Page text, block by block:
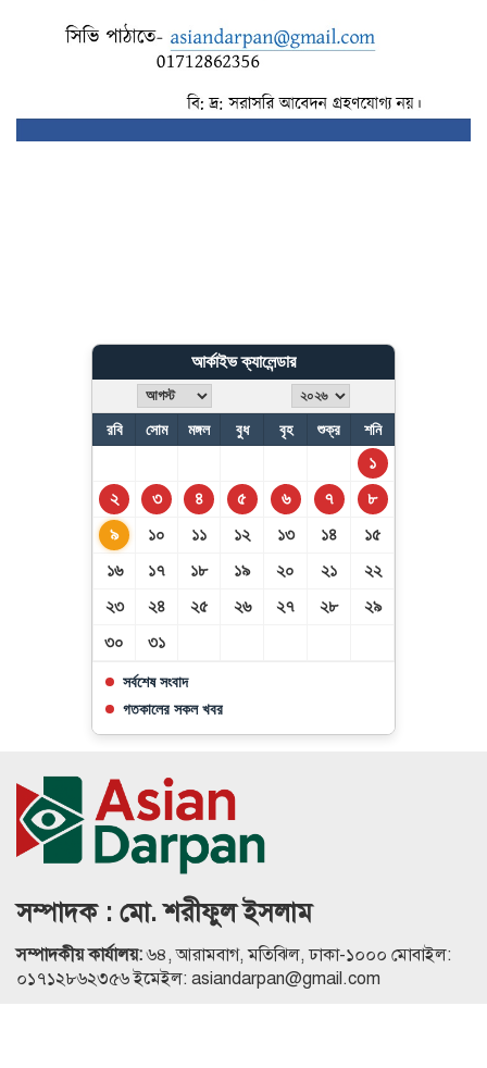
আর্কাইভ ক্যালেন্ডার
রবি সোম মঙ্গল বুধ বৃহ শুক্র শনি
১
২
৩ ৪ ৫ ৬ ৭
৮
৯
১০ ১১ ১২ ১৩ ১৪
১৫
১৬
১৭ ১৮ ১৯ ২০ ২১
২২
২৩
২৪ ২৫ ২৬ ২৭ ২৮
২৯
৩০
৩১
সর্বশেষ সংবাদ
গতকালের সকল খবর
সম্পাদক : মো. শরীফুল ইসলাম
সম্পাদকীয় কার্যালয়:৬৪, আরামবাগ, মতিঝিল, ঢাকা-১০০০ মোবাইল:
০১৭১২৮৬২৩৫৬ ইমেইল: asiandarpan@gmail.com